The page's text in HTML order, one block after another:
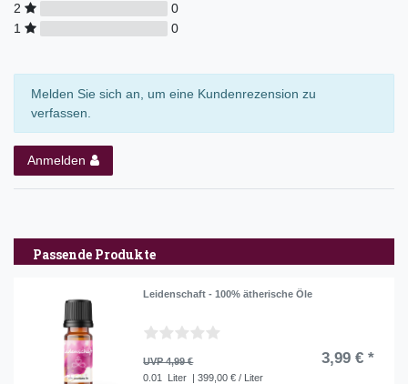
2
0
1
0
Melden Sie sich an, um eine Kundenrezension zu
verfassen.
Anmelden
Passende Produkte
Leidenschaft - 100% ätherische Öle
UVP 4,99 € 3,99 € *
0.01 Liter | 399,00 € / Liter